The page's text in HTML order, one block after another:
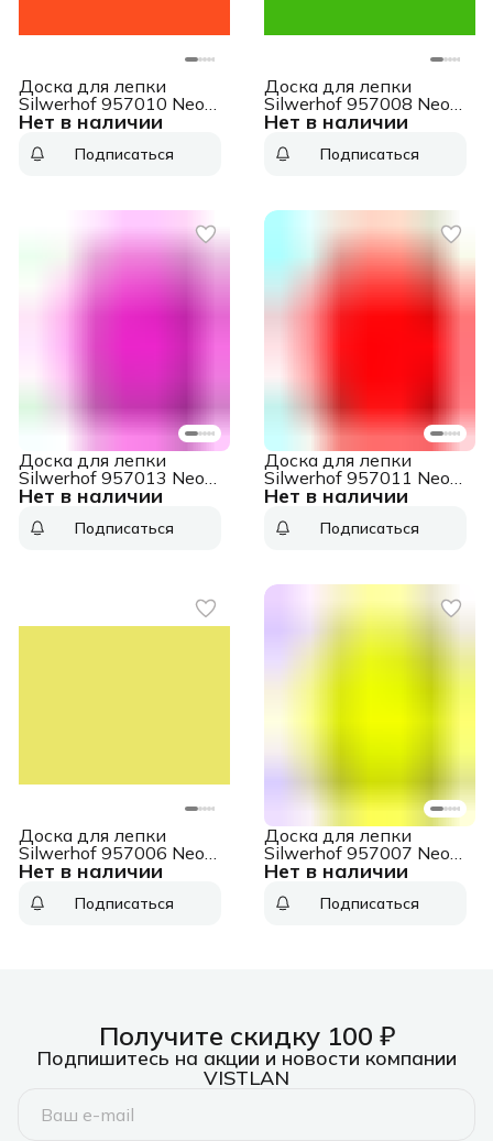
Нет в наличии
Доска для лепки
Silwerhof 957010 Neon
прямоугольная A5
оранжевыйПодписаться
Нет в наличии
Доска для лепки
Silwerhof 957008 Neon
прямоугольная A5
Подписаться
Нет в наличии
Доска для лепки
Silwerhof 957013 Neon
прямоугольная A4
Подписаться
Нет в наличии
Доска для лепки
Silwerhof 957011 Neon
прямоугольная A4
оранжевыйПодписаться
Нет в наличии
Доска для лепки
Silwerhof 957006 Neon
прямоугольная A5
Подписаться
Нет в наличии
Доска для лепки
Silwerhof 957007 Neon
прямоугольная A4
Подписаться
Получите скидку 100 ₽
Подпишитесь на акции и новости компании
VISTLAN